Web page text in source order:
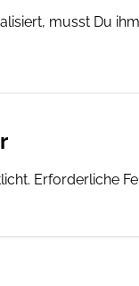
musst Du
Erforderliche